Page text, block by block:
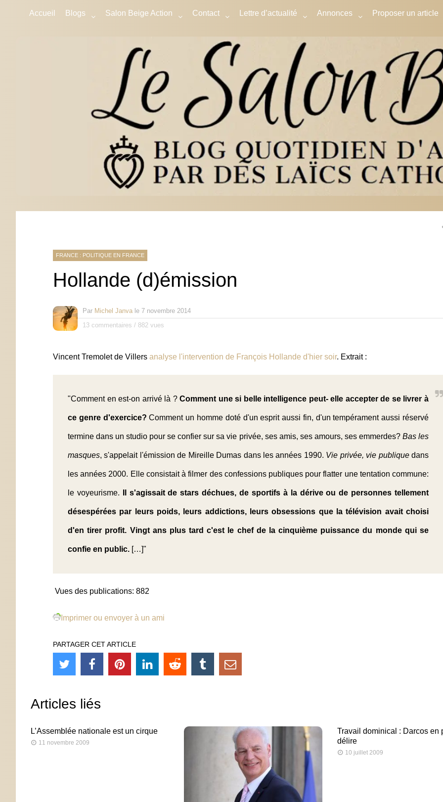
Accueil Blogs Salon Beige Action Contact Lettre d’actualité Annonces Proposer un article
FRANCE : POLITIQUE EN FRANCE
Hollande (d)émission
Par Michel Janva le 7 novembre 2014
13 commentaires / 882 vues
Vincent Tremolet de Villers analyse l'intervention de François Hollande d'hier soir. Extrait :
"Comment en est-on arrivé là ?Comment une si belle intelligence peut- elle accepter de se livrer à
ce genre d'exercice? Comment un homme doté d'un esprit aussi fin, d'un tempérament aussi réservé
termine dans un studio pour se confier sur sa vie privée, ses amis, ses amours, ses emmerdes? Bas les
masques, s'appelait l'émission de Mireille Dumas dans les années 1990. Vie privée, vie publiquedans
les années 2000. Elle consistait à filmer des confessions publiques pour flatter une tentation commune:
le voyeurisme. Il s'agissait de stars déchues, de sportifs à la dérive ou de personnes tellement
désespérées par leurs poids, leurs addictions, leurs obsessions que la télévision avait choisi
d'en tirer profit. Vingt ans plus tard c'est le chef de la cinquième puissance du monde qui se
confie en public. […]"
Vues des publications: 882
Imprimer ou envoyer à un ami
PARTAGER CET ARTICLE
Articles liés
L’Assemblée nationale est un cirque
11 novembre 2009
Travail dominical : Darcos en
délire
10 juillet 2009